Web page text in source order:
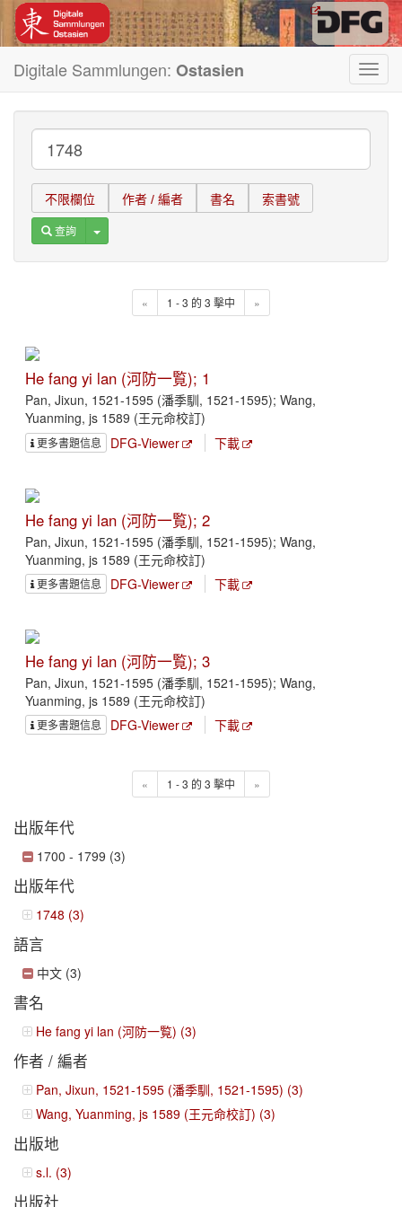
Digitale Sammlungen: Ostasien
不限欄位 作者 / 編者 書名 索書號
查詢 Toggle Dropdown
« 1 - 3 的 3 擊中 »
He fang yi lan (河防一覧); 1
Pan, Jixun, 1521-1595 (潘季馴, 1521-1595); Wang,
Yuanming, js 1589 (王元命校訂)
更多書題信息 DFG-Viewer 下載
He fang yi lan (河防一覧); 2
Pan, Jixun, 1521-1595 (潘季馴, 1521-1595); Wang,
Yuanming, js 1589 (王元命校訂)
更多書題信息 DFG-Viewer 下載
He fang yi lan (河防一覧); 3
Pan, Jixun, 1521-1595 (潘季馴, 1521-1595); Wang,
Yuanming, js 1589 (王元命校訂)
更多書題信息 DFG-Viewer 下載
« 1 - 3 的 3 擊中 »
出版年代
1700 - 1799 (3)
出版年代
1748 (3)
語言
中文 (3)
書名
He fang yi lan (河防一覧) (3)
作者 / 編者
Pan, Jixun, 1521-1595 (潘季馴, 1521-1595) (3)
Wang, Yuanming, js 1589 (王元命校訂) (3)
出版地
s.l. (3)
出版社